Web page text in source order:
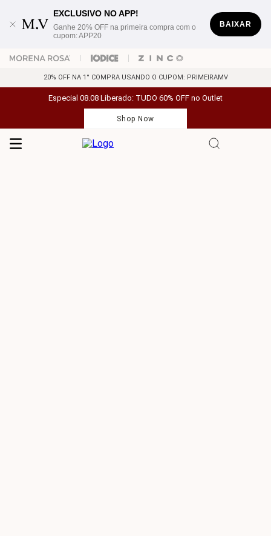
EXCLUSIVO NO APP!
Ganhe 20% OFF na primeira compra com o
cupom: APP20
BAIXAR
20% OFF NA 1° COMPRA USANDO O CUPOM: PRIMEIRAMV
Especial 08.08 Liberado: TUDO 60% OFF no Outlet
Shop Now